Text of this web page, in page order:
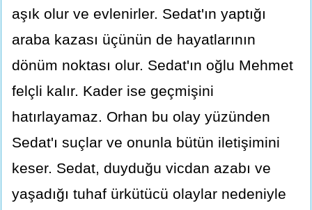
aşık olur ve evlenirler. Sedat'ın yaptığı
araba kazası üçünün de hayatlarının
dönüm noktası olur. Sedat'ın oğlu Mehmet
felçli kalır. Kader ise geçmişini
hatırlayamaz. Orhan bu olay yüzünden
Sedat'ı suçlar ve onunla bütün iletişimini
keser. Sedat, duyduğu vicdan azabı ve
yaşadığı tuhaf ürkütücü olaylar nedeniyle